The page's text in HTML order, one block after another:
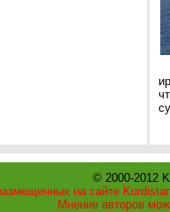
© 2000-2012
на сайте
Мнение авторов